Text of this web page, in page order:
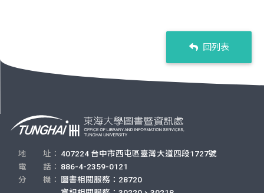
回列表
地 址： 407224 台中市西屯區臺灣大道四段1727號
電 話： 886-4-2359-0121
分 機：
圖書相關服務：28720